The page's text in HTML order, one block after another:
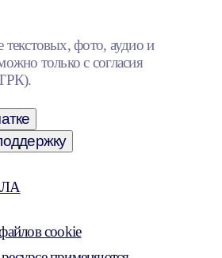
фото, аудио и
только с согласия
cookie